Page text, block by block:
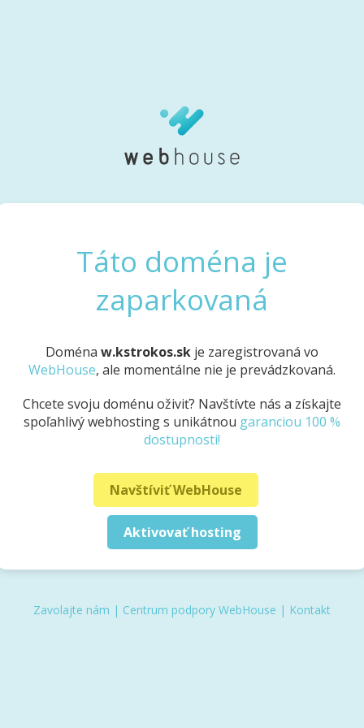
Táto doména je
zaparkovaná
Doména w.kstrokos.sk je zaregistrovaná vo
WebHouse, ale momentálne nie je prevádzkovaná.
Chcete svoju doménu oživiť? Navštívte nás a získajte
spoľahlivý webhosting s unikátnou garanciou 100 %
dostupnosti!
Navštíviť WebHouse
Aktivovať hosting
Zavolajte nám | Centrum podpory WebHouse | Kontakt